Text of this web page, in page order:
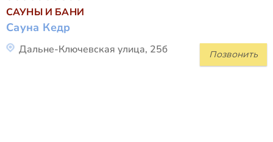
САУНЫ И БАНИ
Сауна Кедр
Позвонить
Дальне-Ключевская улица, 25б